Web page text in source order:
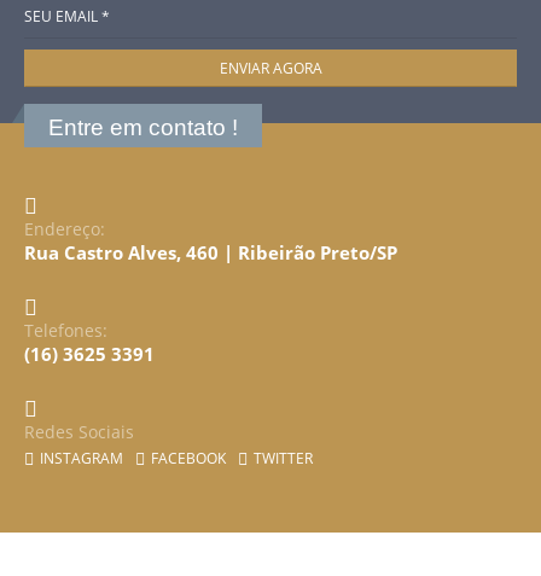
Entre em contato !
Endereço:
Rua Castro Alves, 460 | Ribeirão Preto/SP
Telefones:
(16) 3625 3391
Redes Sociais
INSTAGRAM FACEBOOK TWITTER